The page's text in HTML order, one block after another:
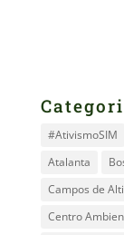
#AtivismoSIM
Atalanta
Campos de
Centro